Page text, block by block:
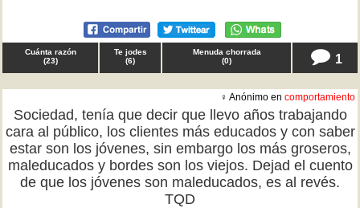
Cuánta razón
(23)
Te jodes
(6)
Menuda chorrada
(0) 1
♀ Anónimo en comportamiento
Sociedad, tenía que decir que llevo años trabajando
cara al público, los clientes más educados y con saber
estar son los jóvenes, sin embargo los más groseros,
maleducados y bordes son los viejos. Dejad el cuento
de que los jóvenes son maleducados, es al revés.
TQD